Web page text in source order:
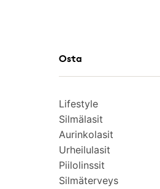
Osta
Lifestyle
Silmälasit
Aurinkolasit
Urheilulasit
Piilolinssit
Silmäterveys